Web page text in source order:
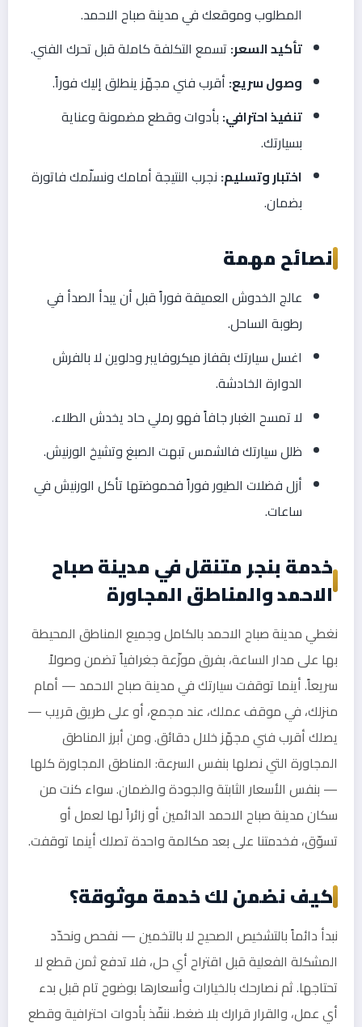
المطلوب وموقعك في مدينة صباح الاحمد.
تأكيد السعر: تسمع التكلفة كاملة قبل تحرك الفني.
وصول سريع: أقرب فني مجهّز ينطلق إليك فوراً.
تنفيذ احترافي: بأدوات وقطع مضمونة وعناية
بسيارتك.
اختبار وتسليم: نجرب النتيجة أمامك ونسلّمك فاتورة
بضمان.
نصائح مهمة
عالج الخدوش العميقة فوراً قبل أن يبدأ الصدأ في
رطوبة الساحل.
اغسل سيارتك بقفاز ميكروفايبر ودلوين لا بالفرش
الدوارة الخادشة.
لا تمسح الغبار جافاً فهو رملي حاد يخدش الطلاء.
ظلل سيارتك فالشمس تبهت الصبغ وتشيخ الورنيش.
أزل فضلات الطيور فوراً فحموضتها تأكل الورنيش في
ساعات.
خدمة بنجر متنقل في مدينة صباح
الاحمد والمناطق المجاورة
نغطي مدينة صباح الاحمد بالكامل وجميع المناطق المحيطة
بها على مدار الساعة، بفرق موزّعة جغرافياً تضمن وصولاً
سريعاً. أينما توقفت سيارتك في مدينة صباح الاحمد — أمام
منزلك، في موقف عملك، عند مجمع، أو على طريق قريب —
يصلك أقرب فني مجهّز خلال دقائق. ومن أبرز المناطق
المجاورة التي نصلها بنفس السرعة: المناطق المجاورة كلها
— بنفس الأسعار الثابتة والجودة والضمان. سواء كنت من
سكان مدينة صباح الاحمد الدائمين أو زائراً لها لعمل أو
تسوّق، فخدمتنا على بعد مكالمة واحدة تصلك أينما توقفت.
كيف نضمن لك خدمة موثوقة؟
نبدأ دائماً بالتشخيص الصحيح لا بالتخمين — نفحص ونحدّد
المشكلة الفعلية قبل اقتراح أي حل، فلا تدفع ثمن قطع لا
تحتاجها. ثم نصارحك بالخيارات وأسعارها بوضوح تام قبل بدء
أي عمل، والقرار قرارك بلا ضغط. ننفّذ بأدوات احترافية وقطع